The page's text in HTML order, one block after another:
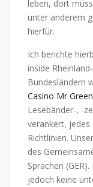
leben, dort
unter anderem
hierfür.
Ich berichte
inside
Bundesländern
Casino Mr
Lesebänder-, -
verankert, jedes
Richtlinien.
des
Sprachen
jedoch keine